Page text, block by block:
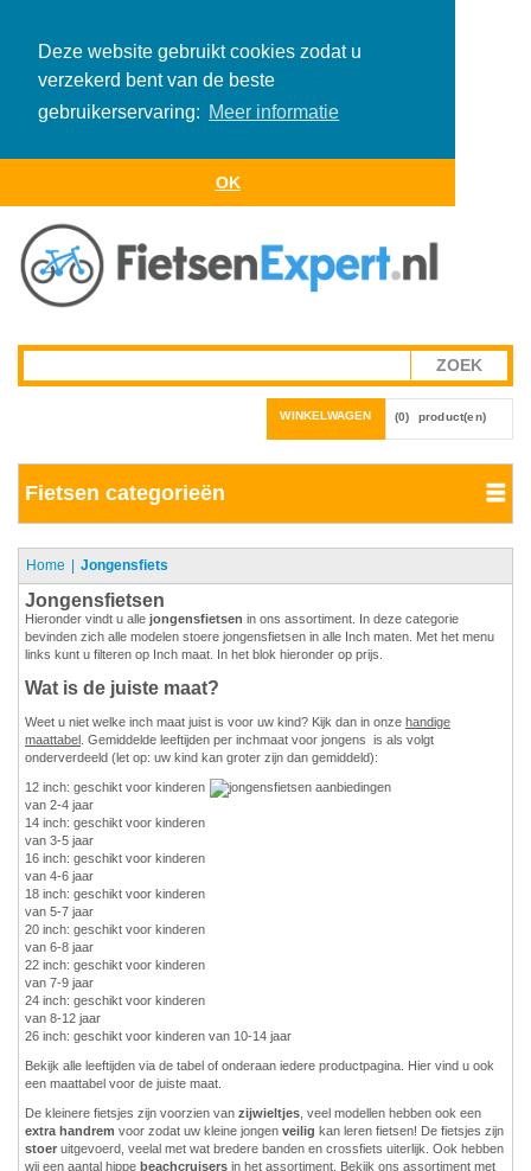
Deze website gebruikt cookies zodat u
verzekerd bent van de beste
gebruikerservaring: Meer informatie
OK
WINKELWAGEN (0) product(en)
Fietsen categorieën
Home Jongensfiets
Jongensfietsen
Hieronder vindt u alle jongensfietsen in ons assortiment. In deze categorie
bevinden zich alle modelen stoere jongensfietsen in alle Inch maten. Met het menu
links kunt u filteren op Inch maat. In het blok hieronder op prijs.
Wat is de juiste maat?
Weet u niet welke inch maat juist is voor uw kind? Kijk dan in onze handige
maattabel . Gemiddelde leeftijden per inchmaat voor jongens is als volgt
onderverdeeld (let op: uw kind kan groter zijn dan gemiddeld):
12 inch: geschikt voor kinderen
van 2-4 jaar
14 inch: geschikt voor kinderen
van 3-5 jaar
16 inch: geschikt voor kinderen
van 4-6 jaar
18 inch: geschikt voor kinderen
van 5-7 jaar
20 inch: geschikt voor kinderen
van 6-8 jaar
22 inch: geschikt voor kinderen
van 7-9 jaar
24 inch: geschikt voor kinderen
van 8-12 jaar
26 inch: geschikt voor kinderen van 10-14 jaar
Bekijk alle leeftijden via de tabel of onderaan iedere productpagina. Hier vind u ook
een maattabel voor de juiste maat.
De kleinere fietsjes zijn voorzien van zijwieltjes , veel modellen hebben ook een
extra handrem voor zodat uw kleine jongen veilig kan leren fietsen! De fietsjes zijn
stoer uitgevoerd, veelal met wat bredere banden en crossfiets uiterlijk. Ook hebben
wij een aantal hippe beachcruisers in het assortiment. Bekijk ons assortiment met